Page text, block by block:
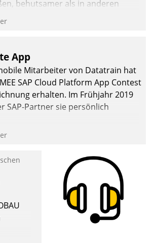
behutsamer als in anderen
App
Mitarbeiter von Datatrain hat
SAP Cloud Platform App Contest
erhalten. Im Frühjahr 2019
SAP-Partner sie persönlich